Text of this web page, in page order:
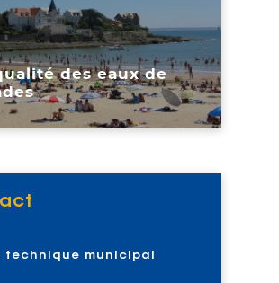
des eaux de
technique municipal